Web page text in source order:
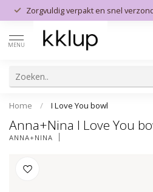
Zorgvuldig verpakt en snel
MENU
Home / I Love You bowl
Anna+Nina I Love You
ANNA+NINA